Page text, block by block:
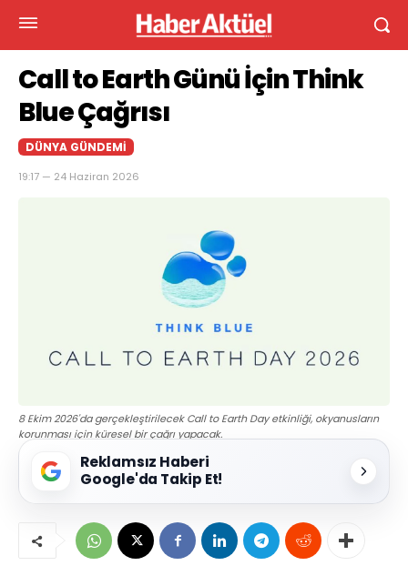
Call to Earth Günü İçin Think
Blue Çağrısı
DÜNYA GÜNDEMI
19:17 — 24 Haziran 2026
8 Ekim 2026'da gerçekleştirilecek Call to Earth Day etkinliği, okyanusların
korunması için küresel bir çağrı yapacak.
Reklamsız Haberi
Google'da Takip Et!